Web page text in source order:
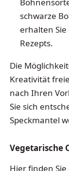
schwarze
erhalten
Rezepts.
Die
Kreativität
nach Ihren
Sie sich
Speckmantel
Vegetarische
Hier finden